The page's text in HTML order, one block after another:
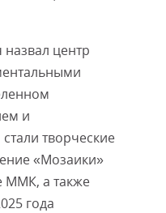
центр
и
творческие
«Мозаики»
ММК, а также
года